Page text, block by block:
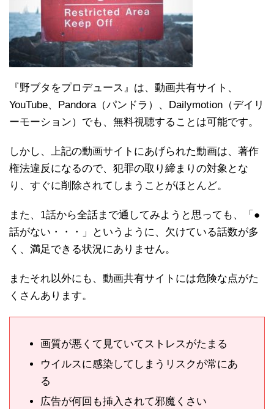
『野ブタをプロデュース』は、動画共有サイト、
YouTube、Pandora（パンドラ）、Dailymotion（デイリ
ーモーション）でも、無料視聴することは可能です。
しかし、上記の動画サイトにあげられた動画は、著作
権法違反になるので、犯罪の取り締まりの対象とな
り、すぐに削除されてしまうことがほとんど。
また、1話から全話まで通してみようと思っても、「●
話がない・・・」というように、欠けている話数が多
く、満足できる状況にありません。
またそれ以外にも、動画共有サイトには危険な点がた
くさんあります。
画質が悪くて見ていてストレスがたまる
ウイルスに感染してしまうリスクが常にあ
る
広告が何回も挿入されて邪魔くさい